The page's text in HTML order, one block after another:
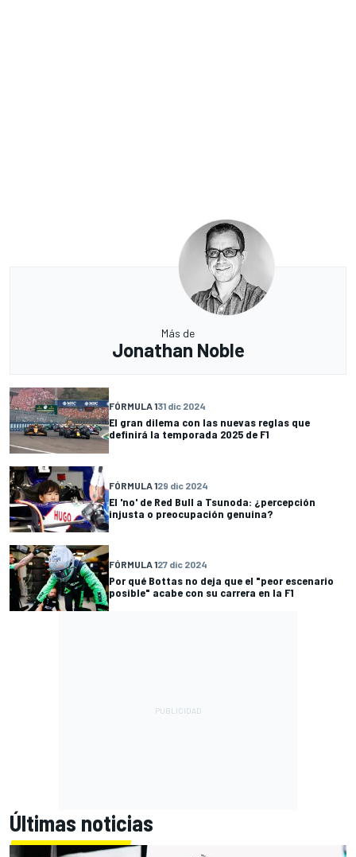
Más de
Jonathan Noble
FÓRMULA 131 dic 2024
El gran dilema con las nuevas reglas que
definirá la temporada 2025 de F1
FÓRMULA 129 dic 2024
El 'no' de Red Bull a Tsunoda: ¿percepción
injusta o preocupación genuina?
FÓRMULA 127 dic 2024
Por qué Bottas no deja que el "peor escenario
posible" acabe con su carrera en la F1
Últimas noticias